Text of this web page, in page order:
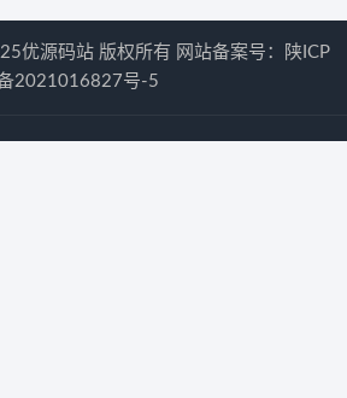
优源码站 版权所有 网站备案号：
陕ICP
2021016827号-5